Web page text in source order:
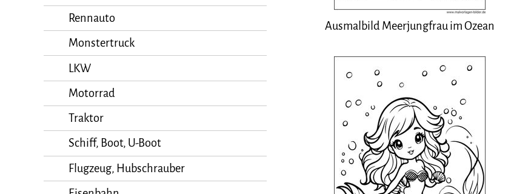
Rennauto
Monstertruck
LKW
Motorrad
Traktor
Schiff, Boot, U-Boot
Flugzeug, Hubschrauber
Ausmalbild Meerjungfrau im Ozean